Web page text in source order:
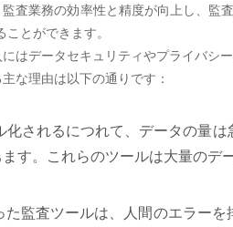
査業務の効率性と精度が向上し、監
とができます。
はデータセキュリティやプライバシ
な理由は以下の通りです：
化されるにつれて、データの量
す。これらのツールは大量のデ
監査ツールは、人間のエラー